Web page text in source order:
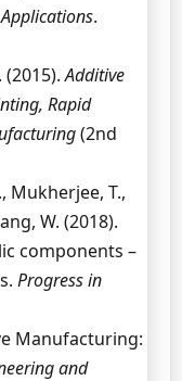
.
(2015).Additive
Rapid
(2nd
Mukherjee, T.,
W. (2018).
components –
Progress in
Manufacturing:
and